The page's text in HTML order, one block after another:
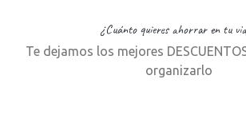
¿Cuánto quieres ahorrar en tu
Te dejamos los mejores
organizarlo